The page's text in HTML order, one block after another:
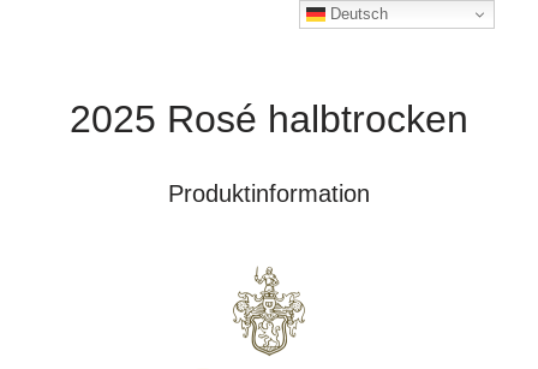
2025 Rosé halbtrocken
Produktinformation
Deutsch